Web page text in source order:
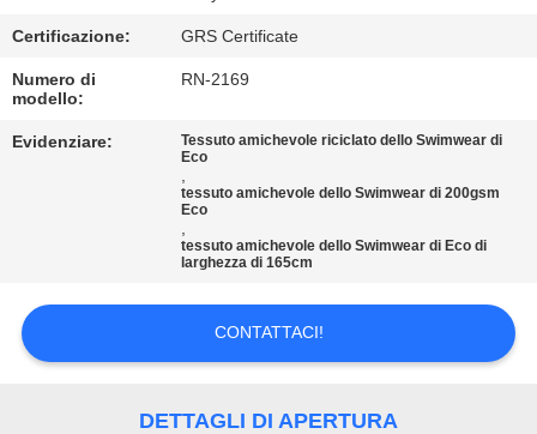
QUALITÀ
CONTATTICI
NOTIZIE
MAPPA
DEL
Certificazione: GRS Certificate
Numero di
modello:
RN-2169
Evidenziare:
Tessuto amichevole riciclato dello Swimwear di
Eco
,
tessuto amichevole dello Swimwear di 200gsm
Eco
,
tessuto amichevole dello Swimwear di Eco di
larghezza di 165cm
CONTATTACI!
DETTAGLI DI APERTURA